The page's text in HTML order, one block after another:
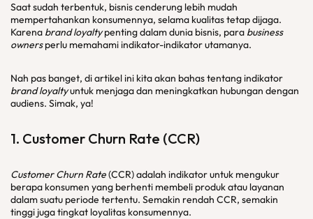
Saat sudah terbentuk, bisnis cenderung lebih mudah
mempertahankan konsumennya, selama kualitas tetap dijaga.
Karena brand loyaltypenting dalam dunia bisnis, para business
ownersperlu memahami indikator-indikator utamanya.
Nah pas banget, di artikel ini kita akan bahas tentang indikator
brand loyaltyuntuk menjaga dan meningkatkan hubungan dengan
audiens. Simak, ya!
1. Customer Churn Rate (CCR)
Customer Churn Rate(CCR) adalah indikator untuk mengukur
berapa konsumen yang berhenti membeli produk atau layanan
dalam suatu periode tertentu. Semakin rendah CCR, semakin
tinggi juga tingkat loyalitas konsumennya.